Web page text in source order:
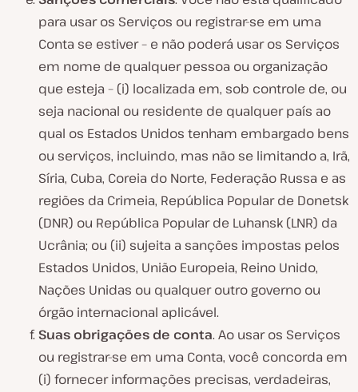
para usar os Serviços ou registrar-se em uma
Conta se estiver – e não poderá usar os Serviços
em nome de qualquer pessoa ou organização
que esteja – (i) localizada em, sob controle de, ou
seja nacional ou residente de qualquer país ao
qual os Estados Unidos tenham embargado bens
ou serviços, incluindo, mas não se limitando a, Irã,
Síria, Cuba, Coreia do Norte, Federação Russa e as
regiões da Crimeia, República Popular de Donetsk
(DNR) ou República Popular de Luhansk (LNR) da
Ucrânia; ou (ii) sujeita a sanções impostas pelos
Estados Unidos, União Europeia, Reino Unido,
Nações Unidas ou qualquer outro governo ou
órgão internacional aplicável.
Suas obrigações de conta. Ao usar os Serviços
ou registrar-se em uma Conta, você concorda em
(i) fornecer informações precisas, verdadeiras,